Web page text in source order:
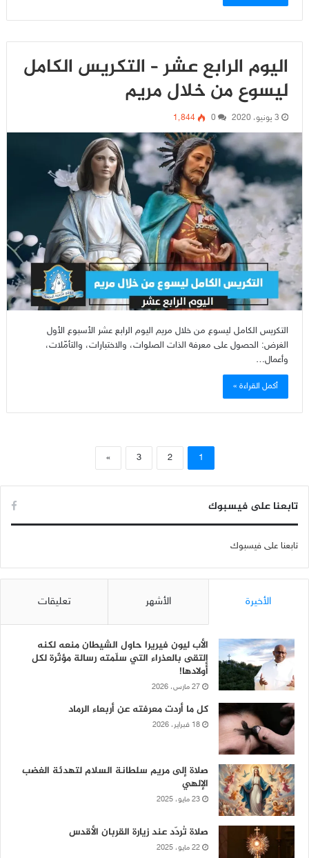
اليوم الرابع عشر – التكريس الكامل
ليسوع من خلال مريم
3 يونيو، 2020 0 1٬844
التكريس الكامل ليسوع من خلال مريم اليوم الرابع عشر الأسبوع الأول
الغرض: الحصول على معرفة الذات الصلوات، والاختبارات، والتأمّلات،
وأعمال…
أكمل القراءة »
1
2
3
»
تابعنا على فيسبوك
تابعنا على فيسبوك
الأخيرة الأشهر تعليقات
الأب ليون فيريرا حاول الشيطان منعه لكنه
إلتقى بالعذراء التي سلّمته رسالة مؤثّرة لكل
أولادها!
27 مارس، 2026
كل ما أردت معرفته عن أربعاء الرماد
18 فبراير، 2026
صلاة إلى مريم سلطانة السلام لتهدئة الغضب
الإلهي
23 مايو، 2025
صلاة تُردّد عند زيارة القربان الأقدس
22 مايو، 2025